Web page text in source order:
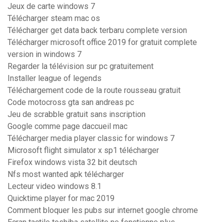
Jeux de carte windows 7
Télécharger steam mac os
Télécharger get data back terbaru complete version
Télécharger microsoft office 2019 for gratuit complete
version in windows 7
Regarder la télévision sur pc gratuitement
Installer league of legends
Téléchargement code de la route rousseau gratuit
Code motocross gta san andreas pc
Jeu de scrabble gratuit sans inscription
Google comme page daccueil mac
Télécharger media player classic for windows 7
Microsoft flight simulator x sp1 télécharger
Firefox windows vista 32 bit deutsch
Nfs most wanted apk télécharger
Lecteur video windows 8.1
Quicktime player for mac 2019
Comment bloquer les pubs sur internet google chrome